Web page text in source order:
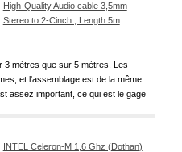
High-Quality Audio cable 3,5mm
Stereo to 2-Cinch , Length 5m
3 mètres que sur 5 mètres. Les
et l'assemblage est de la même
assez important, ce qui est le gage
INTEL Celeron-M 1,6 Ghz (Dothan)